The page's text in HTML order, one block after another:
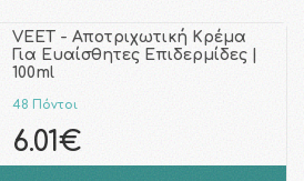
VEET - Αποτριχωτική Κρέμα
Για Ευαίσθητες Επιδερμίδες |
100ml
48 Πόντοι
6.01€